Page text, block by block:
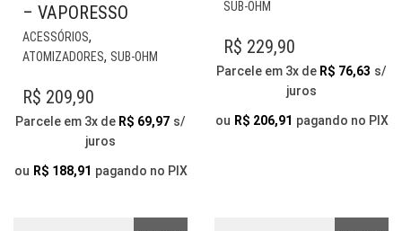
– VAPORESSO
ACESSÓRIOS,
ATOMIZADORES, SUB-OHM
PRODUTO
VARIANTES.
AS
PODEM
R$ 209,90
Parcele em 3x de R$ 69,97 s/
juros
ou R$ 188,91 pagando no PIX
SUB-OHM
TEM
VÁRIAS
VARIANTES.
AS
OPÇÕES
R$ 229,90
Parcele em 3x de R$ 76,63 s/
juros
ou R$ 206,91 pagando no PIX